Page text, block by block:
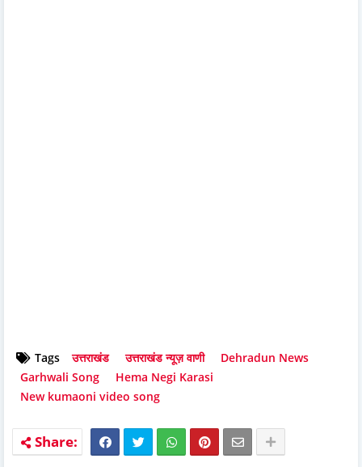
Tags उत्तराखंड उत्तराखंड न्यूज़ वाणी
Dehradun News
Garhwali Song
Hema Negi Karasi
New kumaoni video song